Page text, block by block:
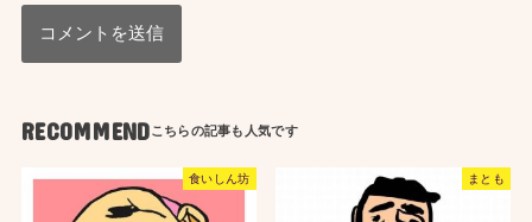
RECOMMEND
食いしん坊 まとも